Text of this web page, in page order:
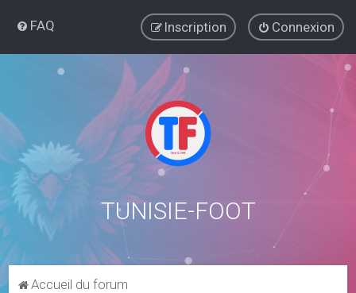
FAQ Connexion
Inscription
TUNISIE-FOOT
Accueil du forum